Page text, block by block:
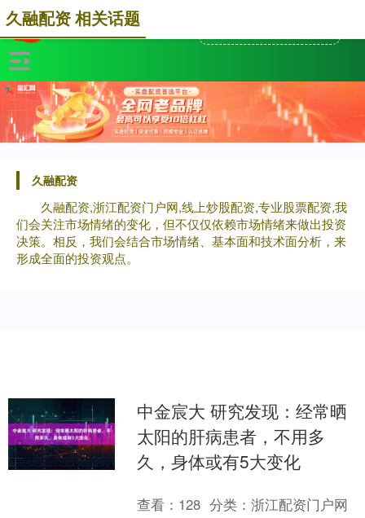
久融配资
久融配资,浙江配资门户网,线上炒股配资,专业股票配资,我
们会关注市场情绪的变化，但不仅仅依赖市场情绪来做出投资
决策。相反，我们会结合市场情绪、基本面和技术面分析，来
形成全面的投资观点。
久融配资 相关话题
中金宸大 研究发现：经常晒
太阳的肝病患者，不用多
久，身体或有5大变化
查看： 128 分类：浙江配资门户网